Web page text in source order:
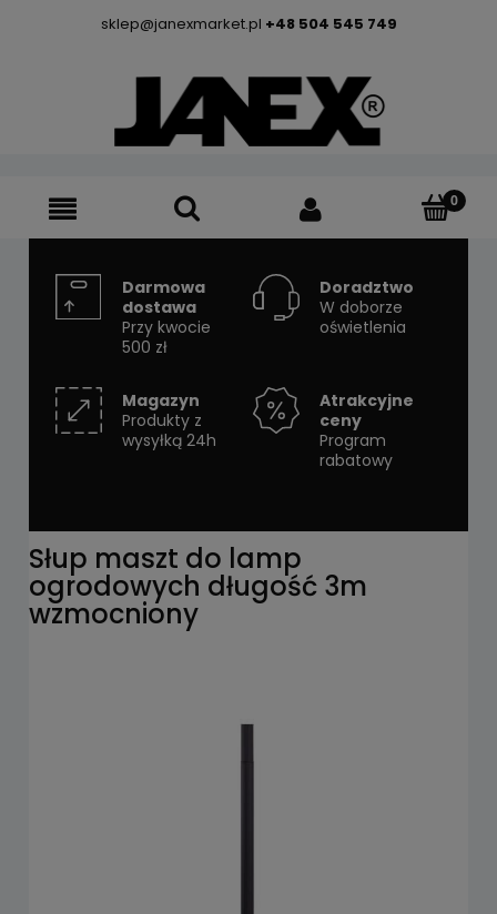
sklep@janexmarket.pl +48 504 545 749
Darmowa
dostawa
Przy kwocie
500 zł
Doradztwo
W doborze
oświetlenia
Magazyn
Produkty z
wysyłką 24h
Atrakcyjne
ceny
Program
rabatowy
Słup maszt do lamp
ogrodowych długość 3m
wzmocniony